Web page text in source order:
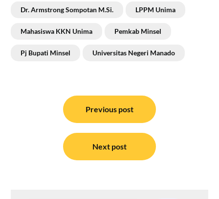
Dr. Armstrong Sompotan M.Si. LPPM Unima
Mahasiswa KKN Unima Pemkab Minsel
Pj Bupati Minsel Universitas Negeri Manado
Previous post
Next post